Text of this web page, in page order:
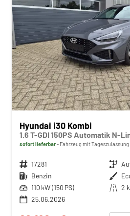
Hyundai i30 Kombi
sofort lieferbar Fahrzeug mit Tageszulassung
Fahrzeugnr. 17281 Getriebe
Kraftstoff Benzin Außenfarbe
Leistung 110 kW (150 PS) Kilometerstand 2
25.06.2026